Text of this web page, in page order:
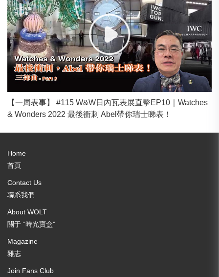
【一周表事】 #115 W&W日內瓦表展直擊EP10｜Watches
& Wonders 2022 最後衝刺 Abel帶你瑞士睇表！
Home
首頁
Contact Us
聯系我們
About WOLT
關于 “時光寶盒”
Magazine
雜志
Join Fans Club